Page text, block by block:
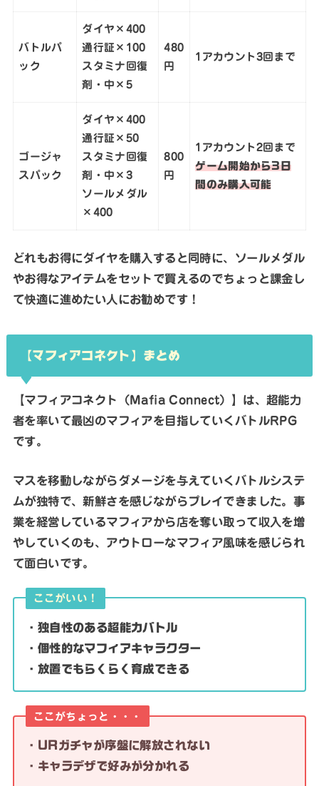
バトルパ
ック
ダイヤ×400
通行証×100
スタミナ回復
剤・中×5
480
円
1アカウント3回まで
ゴージャ
スパック
ダイヤ×400
通行証×50
スタミナ回復
剤・中×3
ソールメダル
×400
800
円
1アカウント2回まで
ゲーム開始から3日
間のみ購入可能
どれもお得にダイヤを購入すると同時に、ソールメダル
やお得なアイテムをセットで買えるのでちょっと課金し
て快適に進めたい人にお勧めです！
【マフィアコネクト】まとめ
【マフィアコネクト（Mafia Connect）】は、超能力
者を率いて最凶のマフィアを目指していくバトルRPG
です。
マスを移動しながらダメージを与えていくバトルシステ
ムが独特で、新鮮さを感じながらプレイできました。事
業を経営しているマフィアから店を奪い取って収入を増
やしていくのも、アウトローなマフィア風味を感じられ
て面白いです。
ここがいい！
・独自性のある超能力バトル
・個性的なマフィアキャラクター
・放置でもらくらく育成できる
ここがちょっと・・・
・URガチャが序盤に解放されない
・キャラデザで好みが分かれる